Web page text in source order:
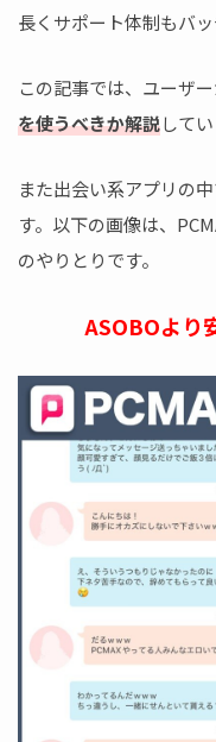
長くサポート体制もバッ
この記事では、ユーザ
を使うべきか解説してい
また出会い系アプリの
す。以下の画像は、
のやりとりです。
ASOBOより